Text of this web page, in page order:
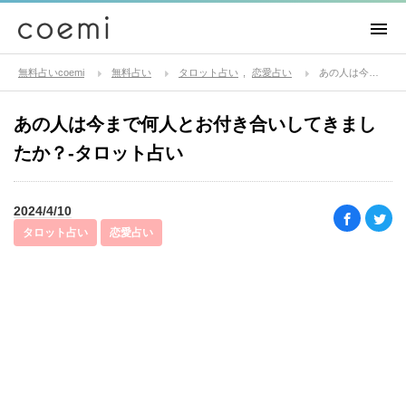
無料占いcoemi 無料占い タロット占い 恋愛占い
あの人は今まで何人とお付き合いしてきまし
たか？-タロット占い
2024/4/10
タロット占い 恋愛占い